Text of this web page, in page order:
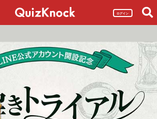
ログイン